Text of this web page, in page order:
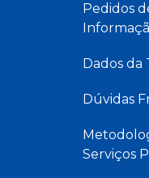
Pedidos
Dados da
Dúvidas
Serviços